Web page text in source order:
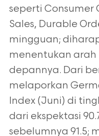
seperti Consumer
Sales, Durable
mingguan;
menentukan arah
depannya. Dari
melaporkan
Index (Juni) di
dari ekspektasi
sebelumnya 91.5;